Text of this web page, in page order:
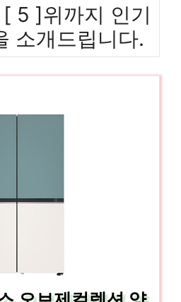
5 ]위까지 인기
소개드립니다.